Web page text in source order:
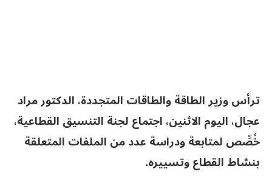
ترأس وزير الطاقة والطاقات المتجددة، الدكتور مراد
عجال، اليوم الاثنين، اجتماع لجنة التنسيق القطاعية،
خُصِّص لمتابعة ودراسة عدد من الملفات المتعلقة
بنشاط القطاع وتسييره.